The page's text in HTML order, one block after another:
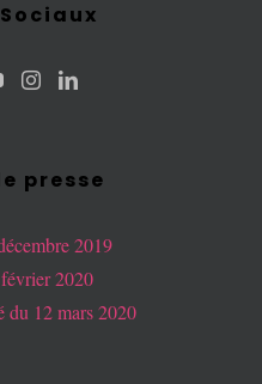
presse
2019
2020
12 mars 2020